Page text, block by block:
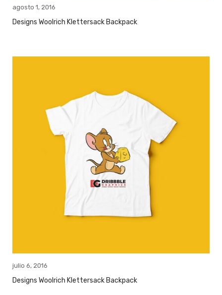
agosto 1, 2016
Designs Woolrich Klettersack Backpack
julio 6, 2016
Designs Woolrich Klettersack Backpack